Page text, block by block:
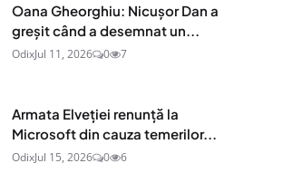
Oana Gheorghiu: Nicușor Dan a
greșit când a desemnat un...
OdixJul 11, 2026 0 7
Armata Elveției renunță la
Microsoft din cauza temerilor...
OdixJul 15, 2026 0 6